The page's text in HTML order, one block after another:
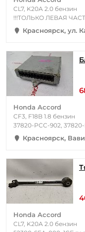
CL7, K20A 2.0 бензин
!!!ТОЛЬКО ЛЕВАЯ
Красноярск, ул.
Honda Accord
CF3, F18B 1.8 бензин
37820-PCC-902,
Красноярск,
Honda Accord
CL7, K20A 2.0 бензин